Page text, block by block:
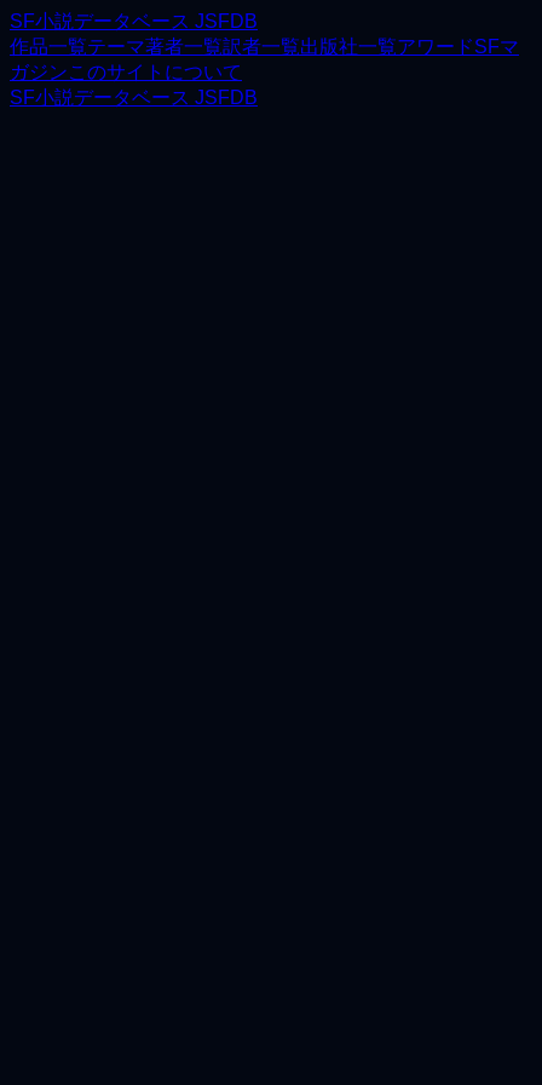
SF小説データベース JSFDB
作品一覧テーマ著者一覧訳者一覧出版社一覧アワードSFマ
ガジンこのサイトについて
SF小説データベース JSFDB